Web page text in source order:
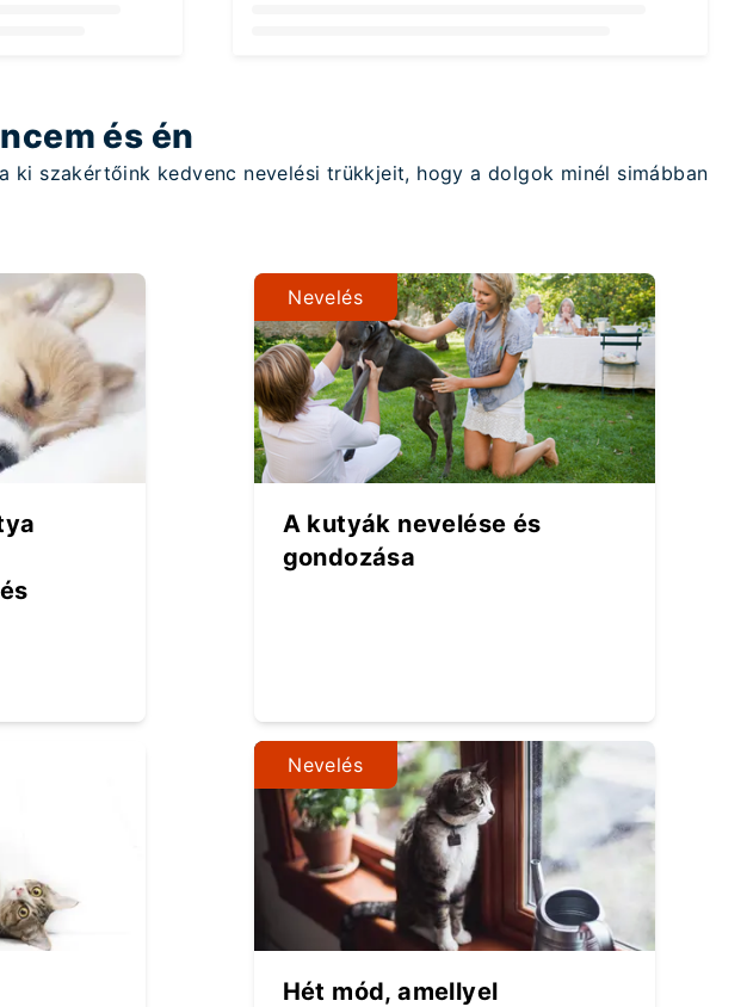
és én
ki szakértőink kedvenc nevelési trükkjeit, hogy a dolgok minél simábban
Nevelés
A kutyák nevelése és
gondozása
Nevelés
Hét mód, amellyel